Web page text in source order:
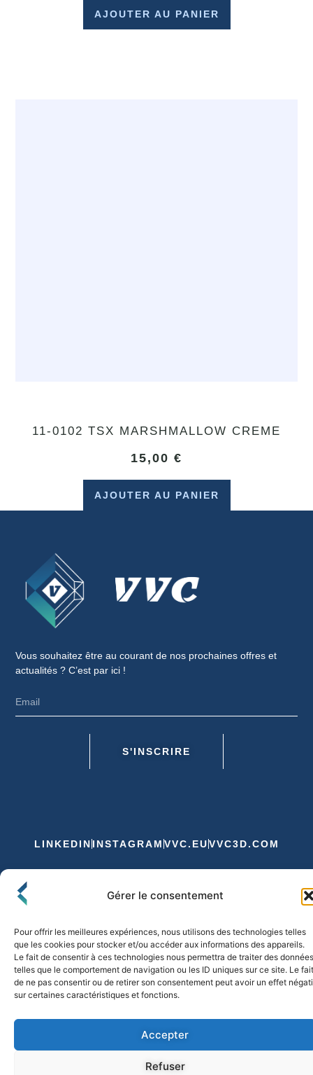
Gérer le consentement
Pour offrir les meilleures expériences, nous utilisons des technologies telles
que les cookies pour stocker et/ou accéder aux informations des appareils.
Le fait de consentir à ces technologies nous permettra de traiter des données
telles que le comportement de navigation ou les ID uniques sur ce site. Le fait
de ne pas consentir ou de retirer son consentement peut avoir un effet
sur certaines caractéristiques et fonctions.
Accepter
Refuser
AJOUTER AU PANIER
11-0102 TSX MARSHMALLOW CREME
15,00 €
AJOUTER AU PANIER
Vous souhaitez être au courant de nos prochaines offres et
actualités ? C’est par ici !
S'INSCRIRE
LINKEDIN INSTAGRAM VVC.EUVVC3D.COM
Politique de Confidentialité et de CookiesExpédition et Livraison
© 2026 FLO & CO. All Rights Reserved